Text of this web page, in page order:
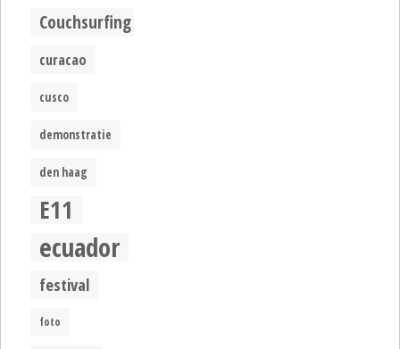
Couchsurfing
curacao
cusco
demonstratie
den haag
E11
ecuador
festival
foto